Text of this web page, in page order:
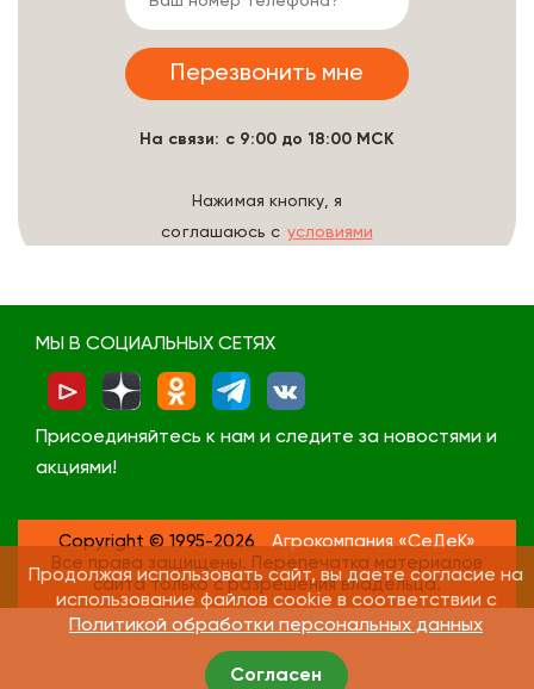
На связи: с 9:00 до 18:00 МСК
Нажимая кнопку, я
соглашаюсь с условиями
МЫ В СОЦИАЛЬНЫХ СЕТЯХ
Присоединяйтесь к нам и следите за новостями и
акциями!
Copyright © 1995-2026
Агрокомпания «СеДеК»
Все права защищены. Перепечатка материалов
сайта только с разрешения владельца.
Продолжая использовать сайт, вы даете согласие на
использование файлов cookie в соответствии с
Политикой обработки персональных данных
Согласен